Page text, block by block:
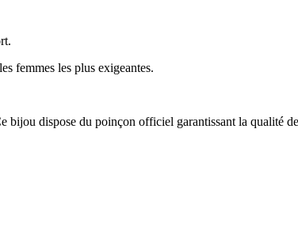
femmes les plus exigeantes.
bijou dispose du poinçon officiel garantissant la qualité